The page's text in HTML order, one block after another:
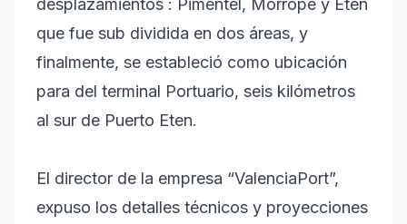
desplazamientos : Pimentel, Mórrope y Eten
que fue sub dividida en dos áreas, y
finalmente, se estableció como ubicación
para del terminal Portuario, seis kilómetros
al sur de Puerto Eten.
El director de la empresa “ValenciaPort”,
expuso los detalles técnicos y proyecciones